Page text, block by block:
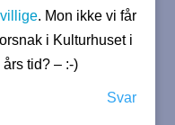
. Mon ikke vi får
i Kulturhuset i
tid? – :-)
Svar